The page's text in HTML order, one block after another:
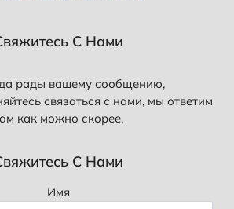
С Нами
рады вашему сообщению,
связаться с нами, мы ответим
как можно скорее.
С Нами
Имя